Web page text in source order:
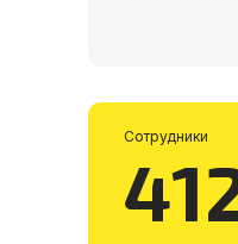
Сотрудники
зависят от того, какие
перед вашим бизнесом